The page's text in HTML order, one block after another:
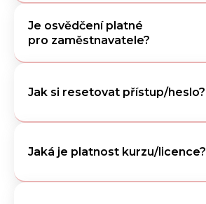
Je osvědčení platné
pro zaměstnavatele?
Jak si resetovat přístup/heslo?
Jaká je platnost kurzu/licence?